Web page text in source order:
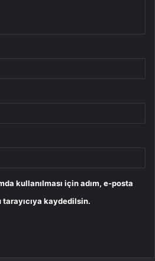
kullanılması için adım, e-posta
kaydedilsin.